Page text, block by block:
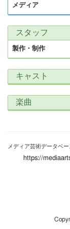
メディア
スタッフ
製作・制作
キャスト
楽曲
メディア芸術データベ
https://